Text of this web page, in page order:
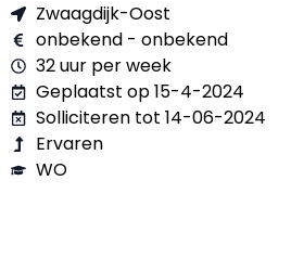
Zwaagdijk-Oost
onbekend - onbekend
32 uur per week
Geplaatst op 15-4-2024
Solliciteren tot 14-06-2024
Ervaren
WO